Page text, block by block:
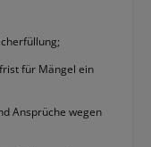
für Mängel ein
Ansprüche wegen